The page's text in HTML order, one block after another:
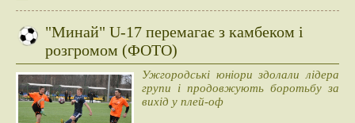
"Минай" U-17 перемагає з камбеком і
розгромом (ФОТО)
Ужгородські юніори здолали лідера
групи і продовжують боротьбу за
вихід у плей-оф